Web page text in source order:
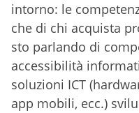
intorno: le
che di chi acquista
sto parlando di
accessibilità
soluzioni ICT
app mobili, ecc.)